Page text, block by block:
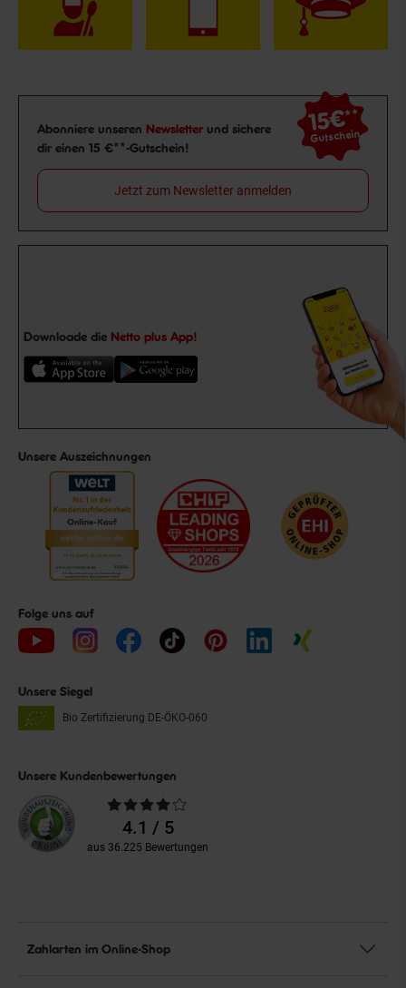
Newsletter Anmeldung
Abonniere unseren Newsletter und sichere
dir einen 15 €**-Gutschein!
15€**
Gutschein
Jetzt zum Newsletter anmelden
Downloade die Netto plus App!
Unsere Auszeichnungen
Folge uns auf
Unsere Siegel
Bio Zertifizierung DE-ÖKO-060
Unsere Kundenbewertungen
Durchschnittliche
Bewertungen4.1 / 5
aus 36.225 Bewertungen
Zahlarten im Online-Shop